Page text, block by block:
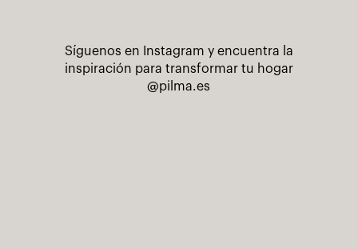
Síguenos en Instagram y encuentra la
inspiración para transformar tu hogar
@pilma.es